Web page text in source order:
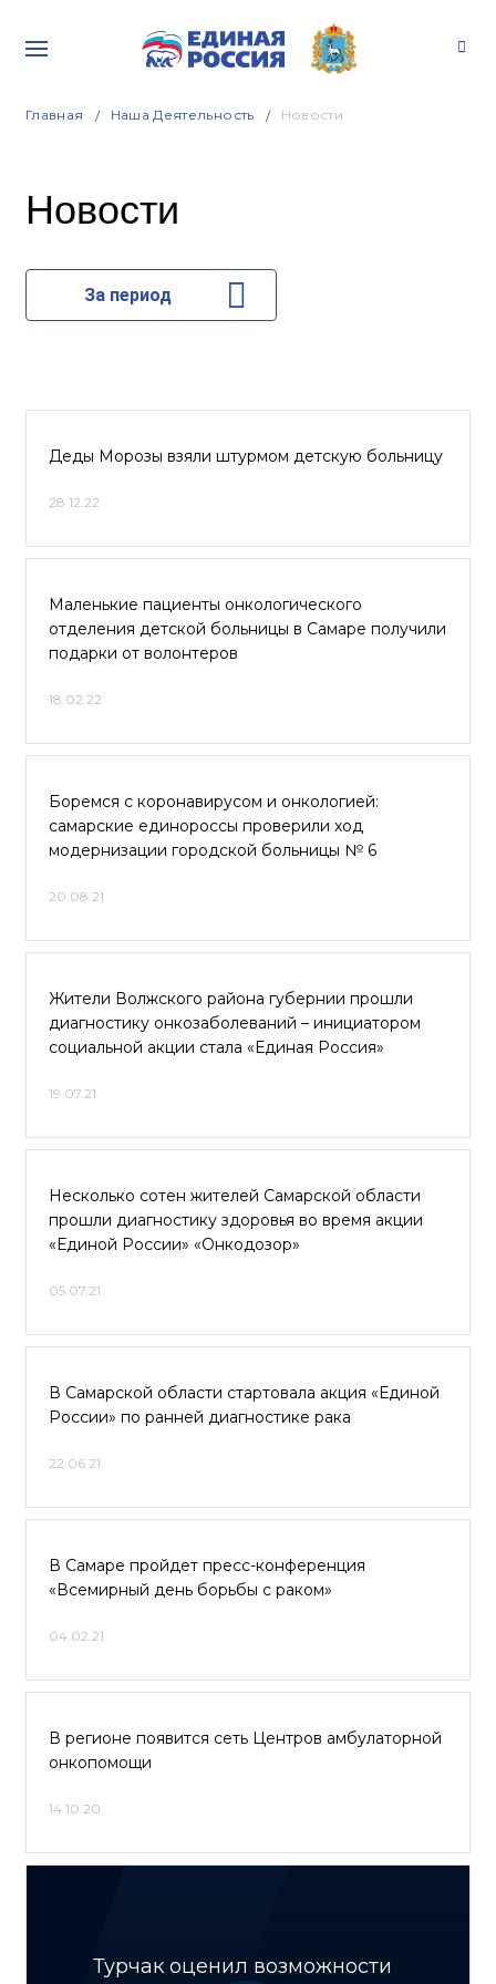
Главная Наша Деятельность Новости
Новости
За период
Деды Морозы взяли штурмом детскую больницу
28.12.22
Маленькие пациенты онкологического
отделения детской больницы в Самаре получили
подарки от волонтеров
18.02.22
Боремся с коронавирусом и онкологией:
самарские единороссы проверили ход
модернизации городской больницы № 6
20.08.21
Жители Волжского района губернии прошли
диагностику онкозаболеваний – инициатором
социальной акции стала «Единая Россия»
19.07.21
Несколько сотен жителей Самарской области
прошли диагностику здоровья во время акции
«Единой России» «Онкодозор»
05.07.21
В Самарской области стартовала акция «Единой
России» по ранней диагностике рака
22.06.21
В Самаре пройдет пресс-конференция
«Всемирный день борьбы с раком»
04.02.21
В регионе появится сеть Центров амбулаторной
онкопомощи
14.10.20
Турчак оценил возможности